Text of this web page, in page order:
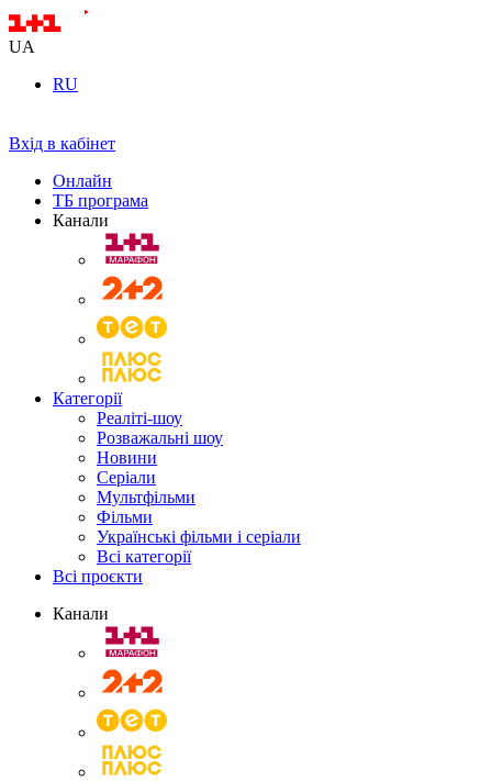
UA
RU
Вхід в кабінет
Онлайн
ТБ програма
Канали
Категорії
Реаліті-шоу
Розважальні шоу
Новини
Серіали
Мультфільми
Фільми
Українські фільми і серіали
Всі категорії
Всі проєкти
Канали